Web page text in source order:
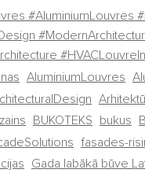
#AluminiumLouvres
AluminiumLouvres
BUKOTEKS bukus
fasades-
Gada labākā būve